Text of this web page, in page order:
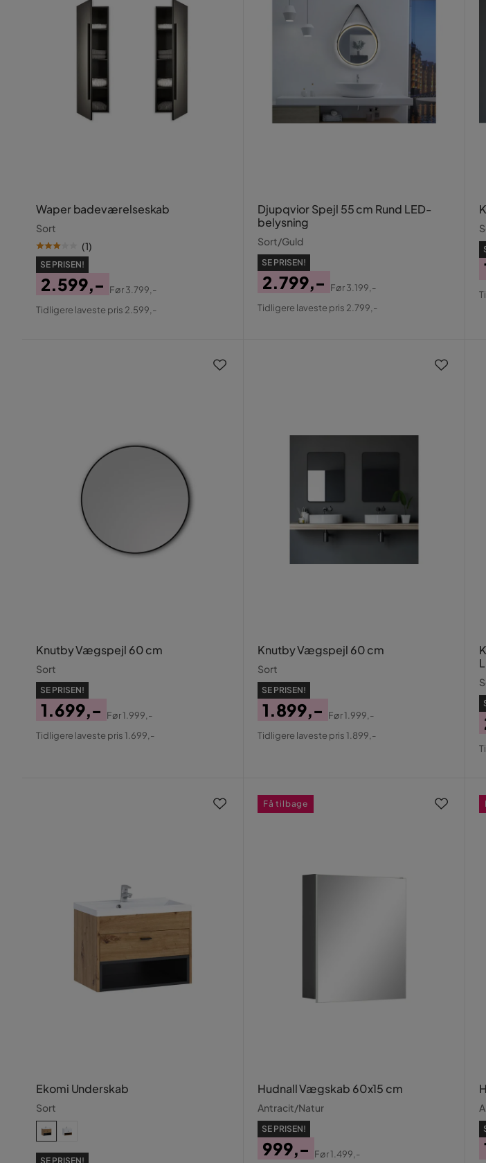
Waper badeværelseskab
Sort
(1)
SE PRISEN!
Pris
2.599,-
Original
Før3.799,-
Tidligere laveste pris 2.599,-
Djupqvior Spejl 55 cm Rund LED-
belysning
Sort/Guld
SE PRISEN!
Pris
2.799,-
Original
Før3.199,-
Tidligere laveste pris 2.799,-
Knutby Vægspejl 60 cm
Sort
SE PRISEN!
Pris
1.699,-
Original
Før1.999,-
Tidligere laveste pris 1.699,-
Knutby Vægspejl 60 cm
Sort
SE PRISEN!
Pris
1.899,-
Original
Før1.999,-
Tidligere laveste pris 1.899,-
Ekomi Underskab
Sort
SE PRISEN!
Hudnall Vægskab 60x15 cm
Antracit/Natur
SE PRISEN!
999,-
Før1.499,-
Få tilbage